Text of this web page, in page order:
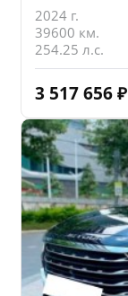
2024 г.
39600 км.
254.25 л.с.
3 517 656 ₽